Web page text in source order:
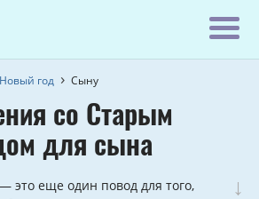
год Сыну
со Старым
для сына
↓
это еще один повод для того,